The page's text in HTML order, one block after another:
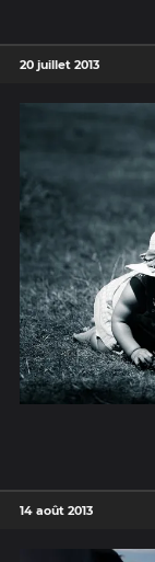
20 juillet 2013
14 août 2013